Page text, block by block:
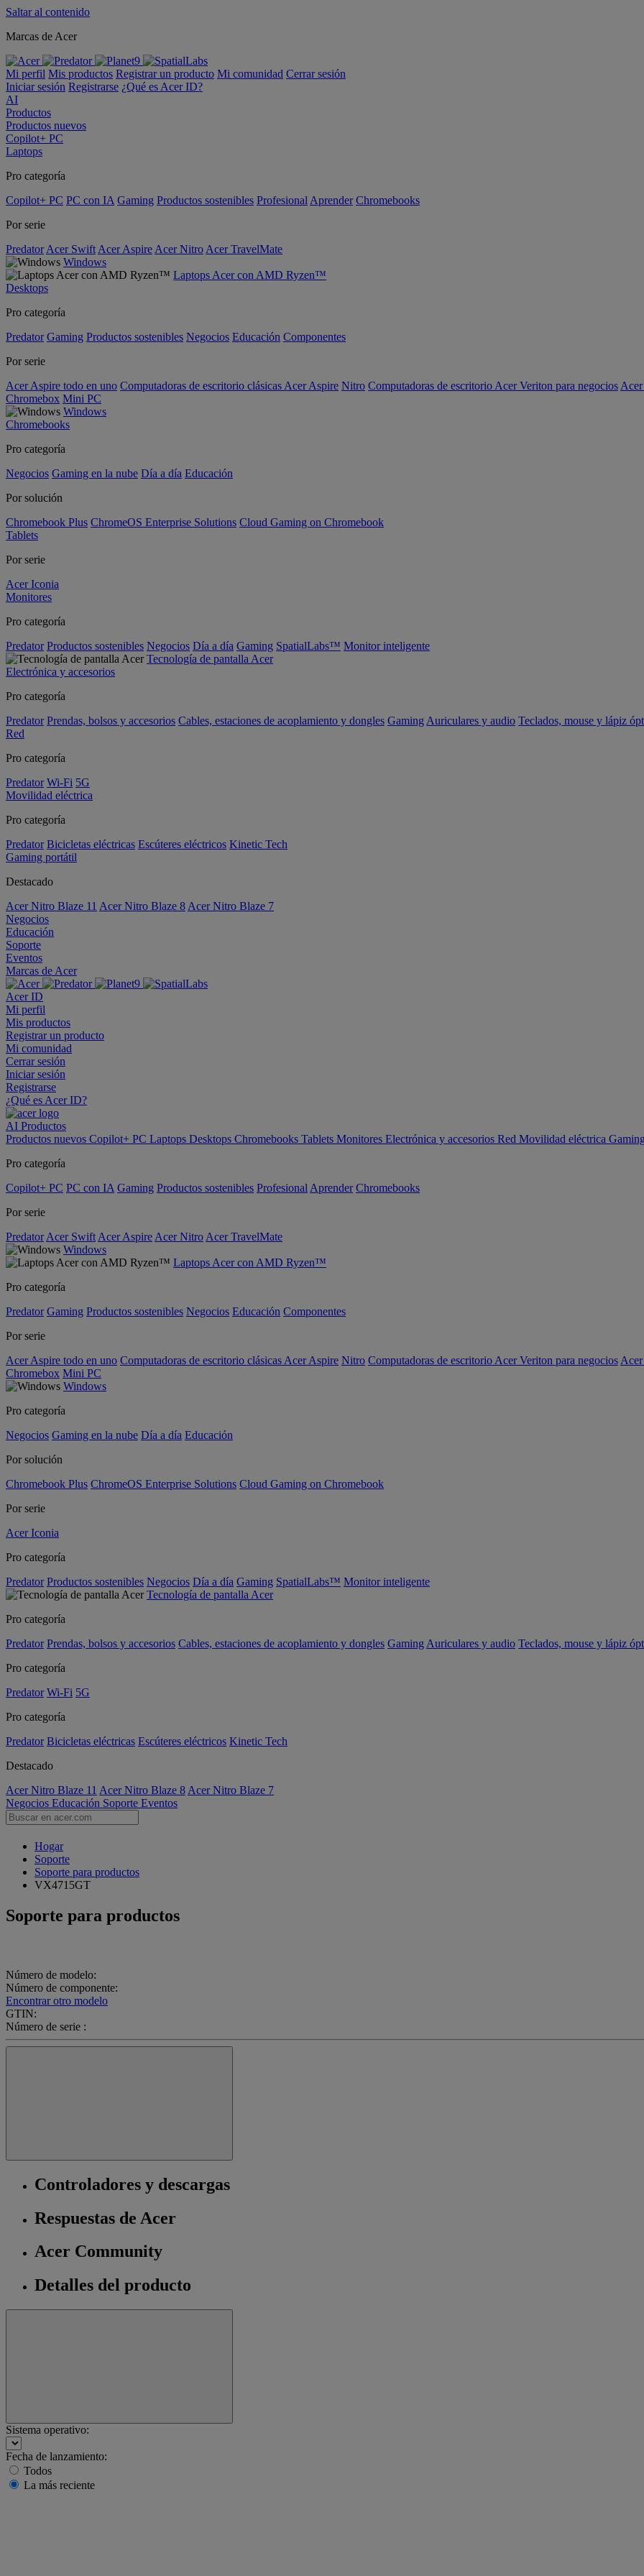
Saltar al contenido
Marcas de Acer
Mi perfil Mis productos Registrar un producto Mi comunidad Cerrar sesión
Iniciar sesión Registrarse ¿Qué es Acer ID?
AI
Productos
Productos nuevos
Copilot+ PC
Laptops
Pro categoría
Copilot+ PC PC con IA Gaming Productos sostenibles Profesional Aprender Chromebooks
Por serie
Predator Acer Swift Acer Aspire Acer Nitro Acer TravelMate
Windows
Laptops Acer con AMD Ryzen™
Desktops
Pro categoría
Predator Gaming Productos sostenibles Negocios Educación Componentes
Por serie
Acer Aspire todo en uno Computadoras de escritorio clásicas Acer Aspire Nitro Computadoras de escritorio Acer Veriton para negocios
Chromebox Mini PC
Windows
Chromebooks
Pro categoría
Negocios Gaming en la nube Día a día Educación
Por solución
Chromebook Plus ChromeOS Enterprise Solutions Cloud Gaming on Chromebook
Tablets
Por serie
Acer Iconia
Monitores
Pro categoría
Predator Productos sostenibles Negocios Día a día Gaming SpatialLabs™ Monitor inteligente
Tecnología de pantalla Acer
Electrónica y accesorios
Pro categoría
Predator Prendas, bolsos y accesorios Cables, estaciones de acoplamiento y dongles Gaming Auriculares y audio Teclados, mouse y lápiz
Red
Pro categoría
Predator Wi-Fi 5G
Movilidad eléctrica
Pro categoría
Predator Bicicletas eléctricas Escúteres eléctricos Kinetic Tech
Gaming portátil
Destacado
Acer Nitro Blaze 11 Acer Nitro Blaze 8 Acer Nitro Blaze 7
Negocios
Educación
Soporte
Eventos
Marcas de Acer
Acer ID
Mi perfil
Mis productos
Registrar un producto
Mi comunidad
Cerrar sesión
Iniciar sesión
Registrarse
¿Qué es Acer ID?
AI Productos
Productos nuevos Copilot+ PC Laptops Desktops Chromebooks Tablets Monitores Electrónica y accesorios Red Movilidad eléctrica
Pro categoría
Copilot+ PC PC con IA Gaming Productos sostenibles Profesional Aprender Chromebooks
Por serie
Predator Acer Swift Acer Aspire Acer Nitro Acer TravelMate
Windows
Laptops Acer con AMD Ryzen™
Pro categoría
Predator Gaming Productos sostenibles Negocios Educación Componentes
Por serie
Acer Aspire todo en uno Computadoras de escritorio clásicas Acer Aspire Nitro Computadoras de escritorio Acer Veriton para negocios
Chromebox Mini PC
Windows
Pro categoría
Negocios Gaming en la nube Día a día Educación
Por solución
Chromebook Plus ChromeOS Enterprise Solutions Cloud Gaming on Chromebook
Por serie
Acer Iconia
Pro categoría
Predator Productos sostenibles Negocios Día a día Gaming SpatialLabs™ Monitor inteligente
Tecnología de pantalla Acer
Pro categoría
Predator Prendas, bolsos y accesorios Cables, estaciones de acoplamiento y dongles Gaming Auriculares y audio Teclados, mouse y lápiz
Pro categoría
Predator Wi-Fi 5G
Pro categoría
Predator Bicicletas eléctricas Escúteres eléctricos Kinetic Tech
Destacado
Acer Nitro Blaze 11 Acer Nitro Blaze 8 Acer Nitro Blaze 7
Negocios Educación Soporte Eventos
Hogar
Soporte
Soporte para productos
VX4715GT
Soporte para productos
Número de modelo:
Número de componente:
Encontrar otro modelo
GTIN:
Número de serie :
Controladores y descargas
Respuestas de Acer
Acer Community
Detalles del producto
Sistema operativo:
Fecha de lanzamiento:
Todos
La más reciente